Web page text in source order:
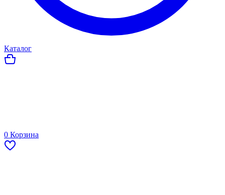
Каталог
0 Корзина